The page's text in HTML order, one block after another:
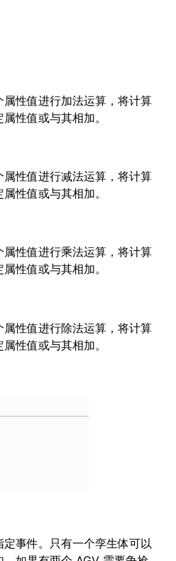
性值进行加法运算，将计算
性值或与其相加。
性值进行减法运算，将计算
性值或与其相加。
性值进行乘法运算，将计算
性值或与其相加。
性值进行除法运算，将计算
性值或与其相加。
事件。只有一个孪生体可以